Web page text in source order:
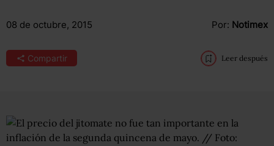
08 de octubre, 2015 Por: Notimex
Compartir Leer después